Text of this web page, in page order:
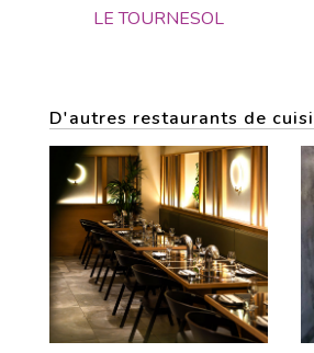
LE TOURNESOL
D'autres restaurants de